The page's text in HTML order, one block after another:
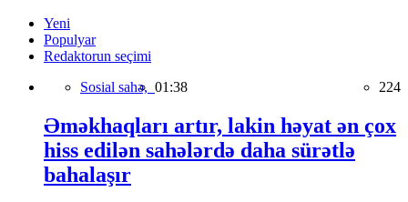
Yeni
Populyar
Redaktorun seçimi
Sosial sahə, 01:38 224
Əməkhaqları artır, lakin həyat ən çox
hiss edilən sahələrdə daha sürətlə
bahalaşır